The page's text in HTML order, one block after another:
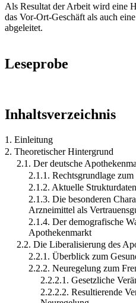
Als Resultat der Arbeit wird eine
das Vor-Ort-Geschäft als auch
abgeleitet.
Leseprobe
Inhaltsverzeichnis
1. Einleitung
2. Theoretischer Hintergrund
2.1. Der deutsche
2.1.1. Rechtsgrundlage
2.1.2. Aktuelle
2.1.3. Die besonderen
Arzneimittel als
2.1.4. Der demografische
Apothekenmarkt
2.2. Die Liberalisierung des
2.2.1. Überblick zum
2.2.2. Neuregelung zum
2.2.2.1. Gesetzliche
2.2.2.2. Resultierende